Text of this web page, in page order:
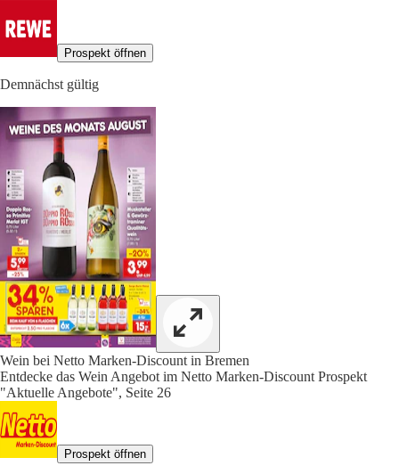
Prospekt öffnen
Demnächst gültig
Wein bei Netto Marken-Discount in Bremen
Entdecke das Wein Angebot im Netto Marken-Discount Prospekt
"Aktuelle Angebote", Seite 26
Prospekt öffnen